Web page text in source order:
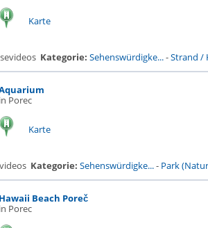
Karte
Kategorie: Sehenswürdigke...-Strand /
in Porec
Karte
Kategorie: Sehenswürdigke...- Park
Hawaii Beach Poreč
in Porec